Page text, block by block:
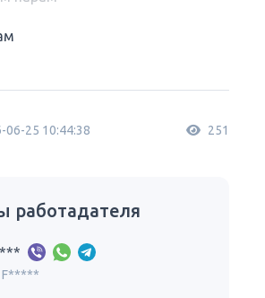
25 10:44:38 251
работадателя